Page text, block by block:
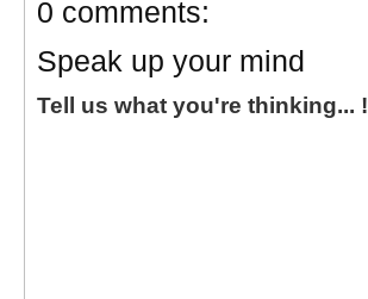
0 comments:
Speak up your mind
Tell us what you're thinking... !